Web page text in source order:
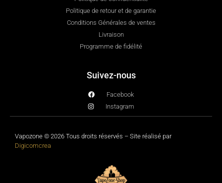
Politique de retour et de garantie
Conditions Générales de ventes
Livraison
Programme de fidélité
Suivez-nous
Facebook
Instagram
Vapozone © 2026 Tous droits réservés – Site réalisé par
Digicomcrea